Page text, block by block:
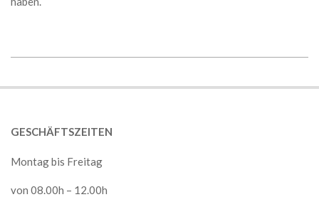
05-
GESCHÄFTSZEITEN
Montag bis Freitag
von 08.00h – 12.00h